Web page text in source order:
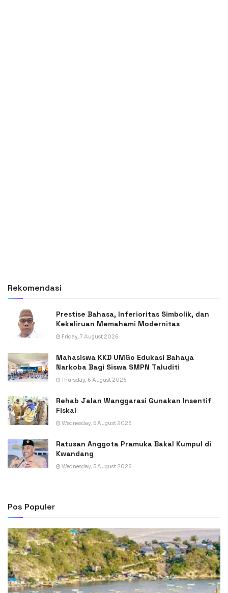
Rekomendasi
Prestise Bahasa, Inferioritas Simbolik, dan
Kekeliruan Memahami Modernitas
Friday, 7 August 2026
Mahasiswa KKD UMGo Edukasi Bahaya
Narkoba Bagi Siswa SMPN Taluditi
Thursday, 6 August 2026
Rehab Jalan Wanggarasi Gunakan Insentif
Fiskal
Wednesday, 5 August 2026
Ratusan Anggota Pramuka Bakal Kumpul di
Kwandang
Wednesday, 5 August 2026
Pos Populer